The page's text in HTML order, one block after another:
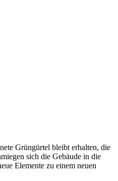
Grüngürtel bleibt erhalten, die
sich die Gebäude in die
Elemente zu einem neuen